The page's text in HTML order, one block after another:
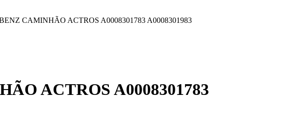
CAMINHÃO ACTROS A0008301783 A0008301983
ACTROS A0008301783